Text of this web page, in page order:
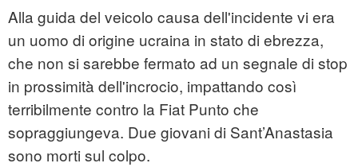
Alla guida del veicolo causa dell'incidente vi era
un uomo di origine ucraina in stato di ebrezza,
che non si sarebbe fermato ad un segnale di stop
in prossimità dell'incrocio, impattando così
terribilmente contro la Fiat Punto che
sopraggiungeva. Due giovani di Sant’Anastasia
sono morti sul colpo.